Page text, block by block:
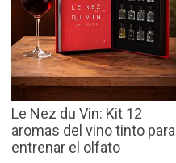
Le Nez du Vin: Kit 12
aromas del vino tinto para
entrenar el olfato